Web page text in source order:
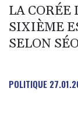
LA CORÉE
SIXIÈME
SELON
POLITIQUE